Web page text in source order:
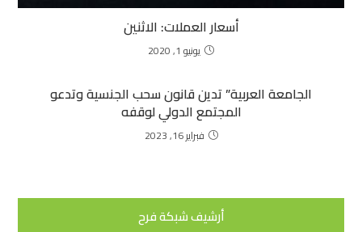
أسعار العملات: الاثنين
يونيو 1, 2020
الجامعة العربية” تدين قانون سحب الجنسية وتدعو
المجتمع الدولي لوقفه
فبراير 16, 2023
أرشيف شبكة فرح